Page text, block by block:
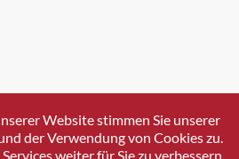
Website stimmen Sie unserer
der Verwendung von Cookies zu.
weiter für Sie zu verbessern.